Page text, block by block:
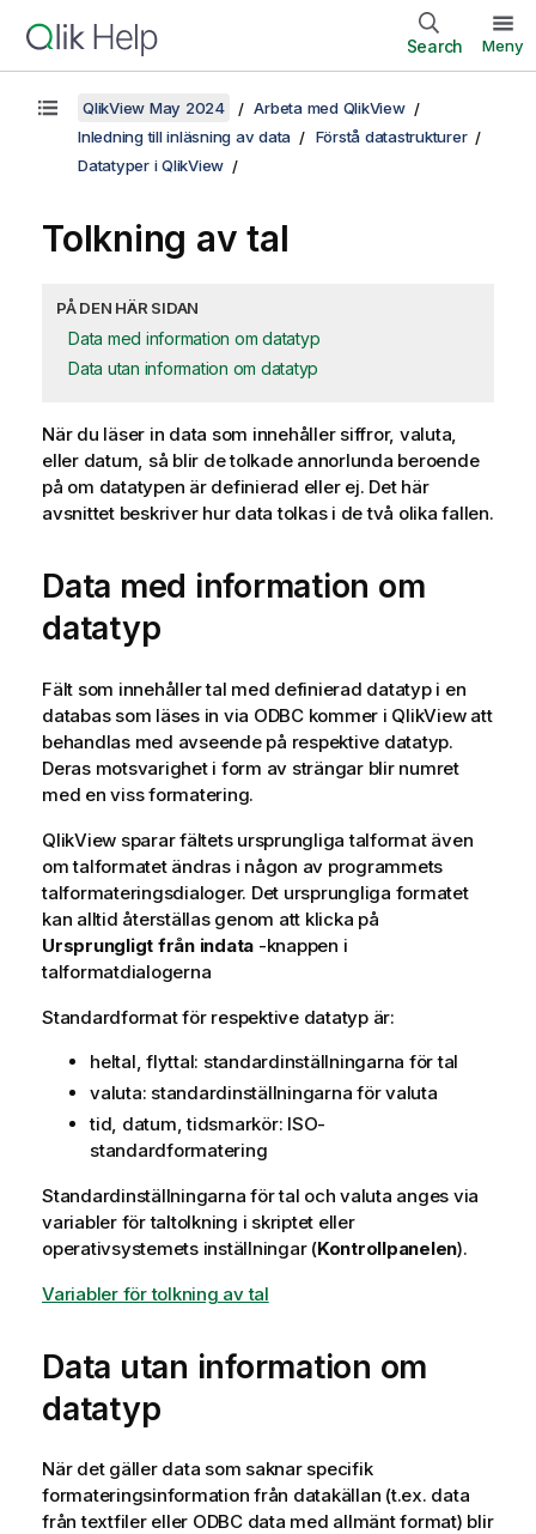
Search Meny
QlikView May 2024
Arbeta med QlikView
Inledning till inläsning av data
Förstå datastrukturer
Datatyper i QlikView
Tolkning av tal
PÅ DEN HÄR SIDAN
Data med information om datatyp
Data utan information om datatyp
När du läser in data som innehåller siffror, valuta,
eller datum, så blir de tolkade annorlunda beroende
på om datatypen är definierad eller ej. Det här
avsnittet beskriver hur data tolkas i de två olika fallen.
Data med information om
datatyp
Fält som innehåller tal med definierad datatyp i en
databas som läses in via ODBCkommer i QlikViewatt
behandlas med avseende på respektive datatyp.
Deras motsvarighet i form av strängar blir numret
med en viss formatering.
QlikView sparar fältets ursprungliga talformat även
om talformatet ändras i någon av programmets
talformateringsdialoger. Det ursprungliga formatet
kan alltid återställas genom att klicka på
Ursprungligt från indata -knappen i
talformatdialogerna
Standardformat för respektive datatyp är:
heltal, flyttal: standardinställningarna för tal
valuta: standardinställningarna för valuta
tid, datum, tidsmarkör: ISO-
standardformatering
Standardinställningarna för tal och valuta anges via
variabler för taltolkning i skriptet eller
operativsystemets inställningar (Kontrollpanelen).
Variabler för tolkning av tal
Data utan information om
datatyp
När det gäller data som saknar specifik
formateringsinformation från datakällan (t.ex. data
från textfiler eller ODBCdata med allmänt format) blir